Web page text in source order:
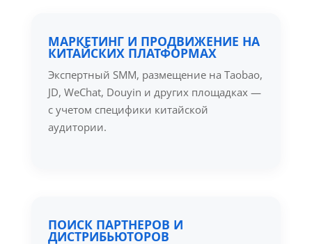
МАРКЕТИНГ И ПРОДВИЖЕНИЕ НА
КИТАЙСКИХ ПЛАТФОРМАХ
Экспертный SMM, размещение на Taobao,
JD, WeChat, Douyin и других площадках —
с учетом специфики китайской
аудитории.
ПОИСК ПАРТНЕРОВ И
ДИСТРИБЬЮТОРОВ